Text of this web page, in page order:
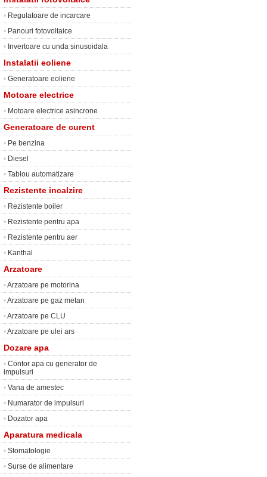
• Regulatoare de incarcare
• Panouri fotovoltaice
• Invertoare cu unda sinusoidala
Instalatii eoliene
• Generatoare eoliene
Motoare electrice
• Motoare electrice asincrone
Generatoare de curent
• Pe benzina
• Diesel
• Tablou automatizare
Rezistente incalzire
• Rezistente boiler
• Rezistente pentru apa
• Rezistente pentru aer
• Kanthal
Arzatoare
•Arzatoare pe motorina
•Arzatoare pe gaz metan
•Arzatoare pe CLU
•Arzatoare pe ulei ars
Dozare apa
• Contor apa cu generator de
impulsuri
• Vana de amestec
• Numarator de impulsuri
• Dozator apa
Aparatura medicala
• Stomatologie
• Surse de alimentare